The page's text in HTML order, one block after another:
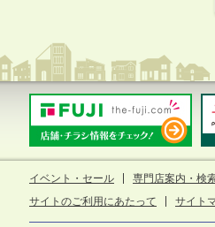
イベント・セール 専門店案内・検
サイトのご利用にあたって
サイト